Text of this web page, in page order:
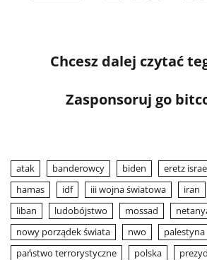
Chcesz dalej czytać
Zasponsoruj go
atak banderowcy biden eretz
hamas
idf iii wojna światowa iran
liban
ludobójstwo mossad
nowy porządek świata
nwo palestyna
państwo terrorystyczne
polska